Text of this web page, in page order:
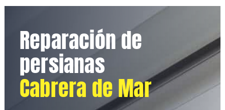
Reparación de
persianas
Cabrera de Mar